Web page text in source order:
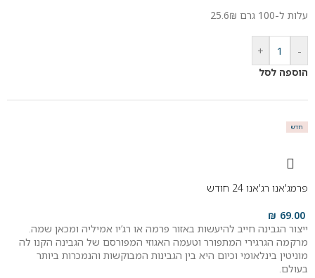
עלות ל-100 גרם 25.6₪
-
+
הוספה לסל
חדש
פרמג'אנו רג'אנו 24 חודש
69.00
₪
ייצור הגבינה חייב להיעשות באזור פרמה או רג’יו אמיליה ומכאן שמה.
מרקמה הגרגירי המתפורר וטעמה האגוזי המפורסם של הגבינה הקנו לה
מוניטין בינלאומי וכיום היא בין הגבינות המבוקשות והנמכרות ביותר
בעולם.